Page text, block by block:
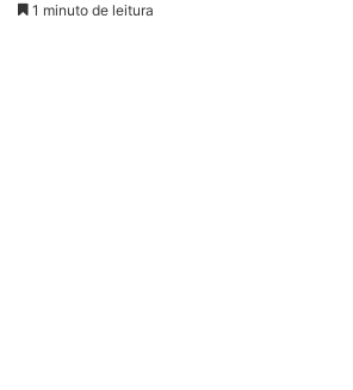
1 minuto de leitura